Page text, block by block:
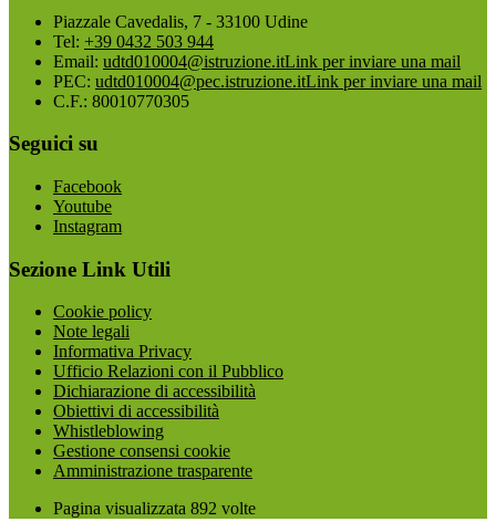
Piazzale Cavedalis, 7 - 33100 Udine
Tel: +39 0432 503 944
Email: udtd010004@istruzione.itLink per inviare una mail
PEC: udtd010004@pec.istruzione.itLink per inviare una mail
C.F.: 80010770305
Seguici su
Facebook
Youtube
Instagram
Sezione Link Utili
Cookie policy
Note legali
Informativa Privacy
Ufficio Relazioni con il Pubblico
Dichiarazione di accessibilità
Obiettivi di accessibilità
Whistleblowing
Gestione consensi cookie
Amministrazione trasparente
Pagina visualizzata 892 volte